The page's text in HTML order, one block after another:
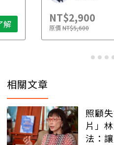
解 NT$2,900
原價NT$5,600
相關文章
照顧
片」
法：